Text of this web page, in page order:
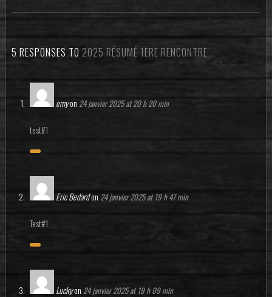
5 RESPONSES TO 2025 RÉSUMÉ 1ÈRE RENCONTRE
emyon 24 janvier 2025 at 20 h 20 min
test#1
Eric Bedardon 24 janvier 2025 at 19 h 47 min
Test#1
Luckyon 24 janvier 2025 at 19 h 09 min